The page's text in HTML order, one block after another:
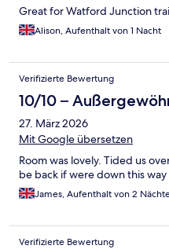
Great for Watford Junction
Alison, Aufenthalt von 1 Nacht
Verifizierte Bewertung
10/10 –
27. März 2026
Mit Google übersetzen
Room was lovely. Tided us
be back if were down this way
James, Aufenthalt von 2
Verifizierte Bewertung